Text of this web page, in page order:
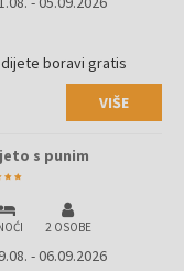
VIŠE
boravi gratis
s punim
2 OSOBE
-06.09.2026